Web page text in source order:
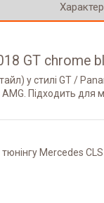
GT chrome
у стилі GT /
Підходить
Mercedes